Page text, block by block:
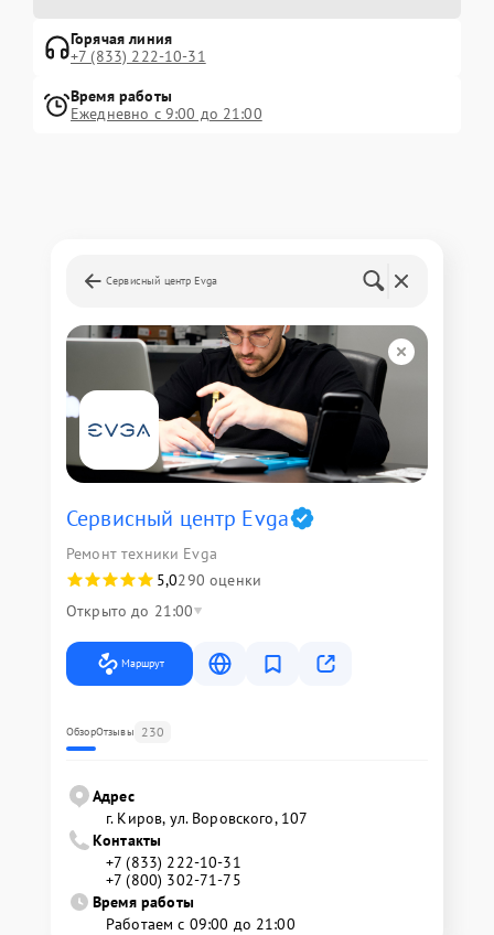
Горячая линия
+7 (833) 222-10-31
Время работы
Ежедневно с 9:00 до 21:00
Сервисный центр Evga
Сервисный центр Evga
Ремонт техники Evga
5,0290 оценки
Открыто до 21:00
Маршрут
ОбзорОтзывы 230
Адрес
г. Киров, ул. Воровского, 107
Контакты
+7 (833) 222-10-31
+7 (800) 302-71-75
Время работы
Работаем с 09:00 до 21:00